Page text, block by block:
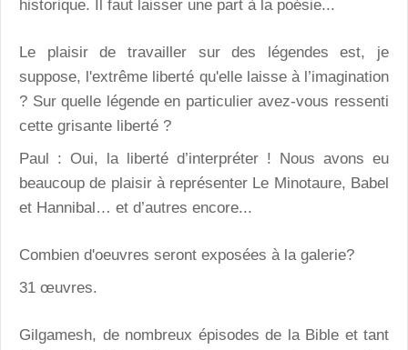
historique. Il faut laisser une part à la poésie...
Le plaisir de travailler sur des légendes est, je
suppose, l'extrême liberté qu'elle laisse à l’imagination
? Sur quelle légende en particulier avez-vous ressenti
cette grisante liberté ?
Paul : Oui, la liberté d’interpréter ! Nous avons eu
beaucoup de plaisir à représenter Le Minotaure, Babel
et Hannibal… et d’autres encore...
Combien d'oeuvres seront exposées à la galerie?
31 œuvres.
Gilgamesh, de nombreux épisodes de la Bible et tant